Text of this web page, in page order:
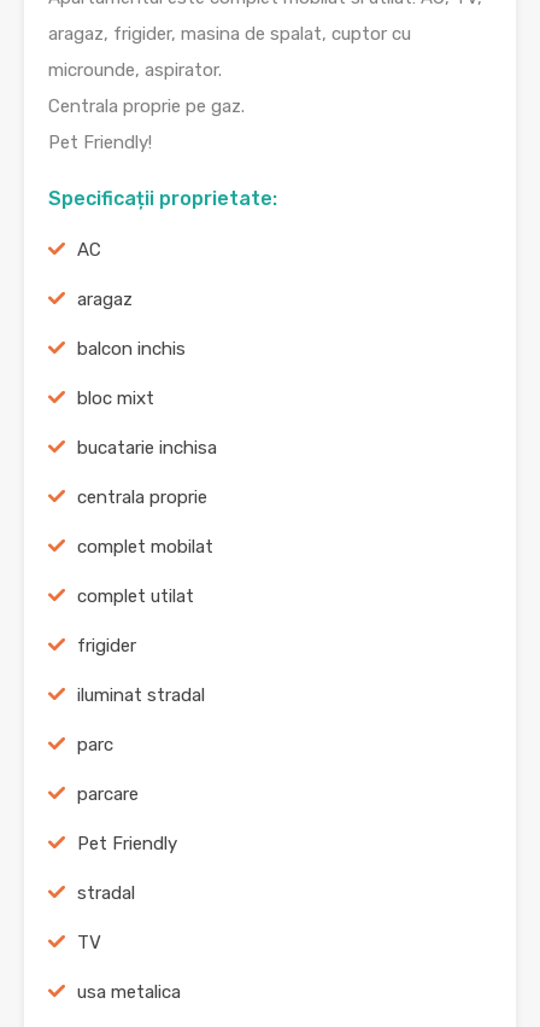
aragaz, frigider, masina de spalat, cuptor cu
microunde, aspirator.
Centrala proprie pe gaz.
Pet Friendly!
Specificații proprietate:
AC
aragaz
balcon inchis
bloc mixt
bucatarie inchisa
centrala proprie
complet mobilat
complet utilat
frigider
iluminat stradal
parc
parcare
Pet Friendly
stradal
TV
usa metalica